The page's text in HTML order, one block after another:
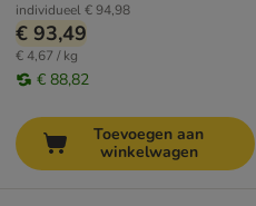
individueel€ 94,98
€ 93,49
€ 4,67 / kg
€ 88,82
Toevoegen aan
winkelwagen